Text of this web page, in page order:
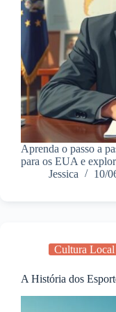
Aprenda o passo a
para os EUA e
Jessica
10/
Cultura Local
A História dos